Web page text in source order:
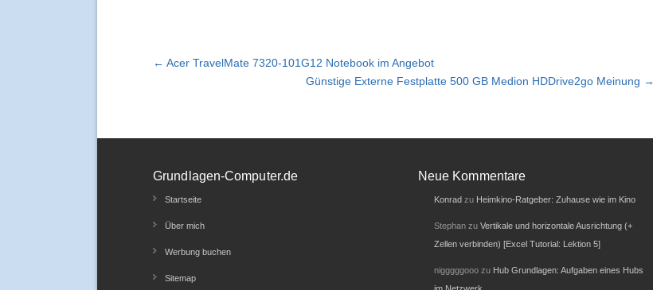
← Acer TravelMate 7320-101G12 Notebook im Angebot
Günstige Externe Festplatte 500 GB Medion HDDrive2go Meinung →
Grundlagen-Computer.de
Startseite
Über mich
Werbung buchen
Sitemap
Neue Kommentare
Konradzu Heimkino-Ratgeber: Zuhause wie im Kino
Stephanzu Vertikale und horizontale Ausrichtung (+
Zellen verbinden) [Excel Tutorial: Lektion 5]
nigggggooozu Hub Grundlagen: Aufgaben eines Hubs